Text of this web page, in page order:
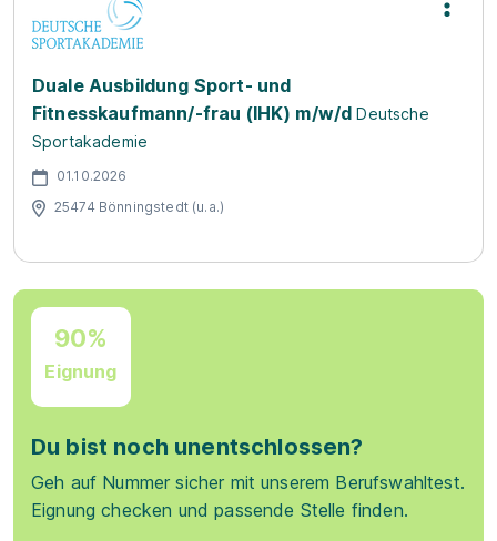
Duale Ausbildung Sport- und
Fitnesskaufmann/-frau (IHK) m/w/d Deutsche
Sportakademie
01.10.2026
25474 Bönningstedt (u.a.)
90%
Eignung
Du bist noch unentschlossen?
Geh auf Nummer sicher mit unserem Berufswahltest.
Eignung checken und passende Stelle finden.